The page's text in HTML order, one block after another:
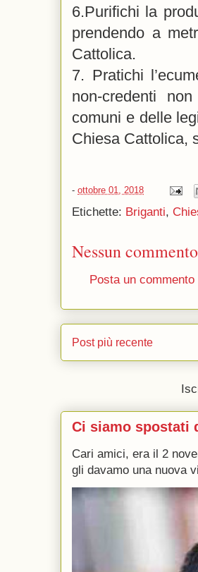
6.Purifichi la
prendendo a
Cattolica.
7. Pratichi
non-credenti
comuni e delle
Chiesa Cattolica,
- ottobre 01, 2018
Etichette: Briganti,
Nessun
Posta un commento
Post più recente
Ci siamo spostati
Cari amici, era il 2
gli davamo una nuova